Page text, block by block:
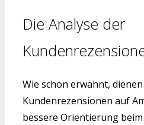
Die Analyse der
Wie schon erwähnt,
Kundenrezensionen auf
bessere Orientierung